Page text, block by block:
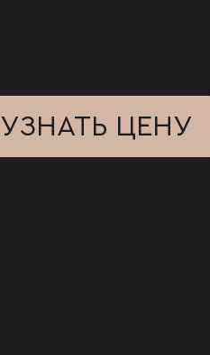
УЗНАТЬ ЦЕНУ